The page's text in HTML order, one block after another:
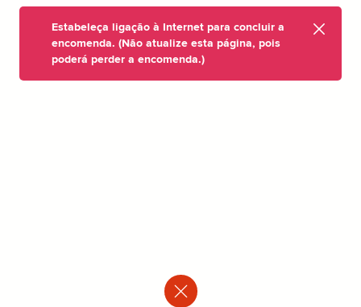
Estabeleça ligação à Internet para concluir a
encomenda. (Não atualize esta página, pois
poderá perder a encomenda.)